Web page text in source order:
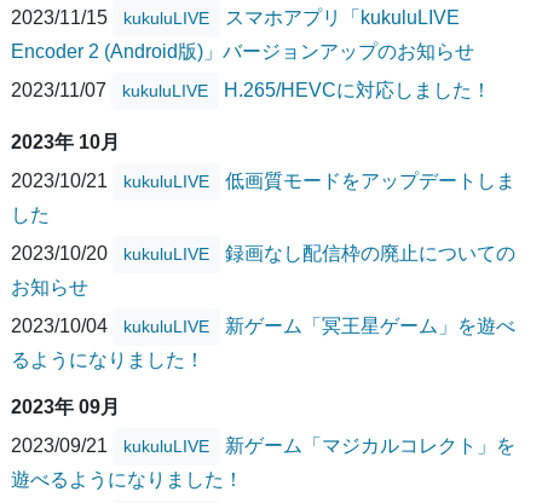
2023/11/15
kukuluLIVE
スマホアプリ「kukuluLIVE
Encoder 2 (Android版)」バージョンアップのお知らせ
2023/11/07
kukuluLIVE H.265/HEVCに対応しました！
2023年 10月
2023/10/21
kukuluLIVE
低画質モードをアップデートしま
した
2023/10/20
kukuluLIVE
録画なし配信枠の廃止についての
お知らせ
2023/10/04
kukuluLIVE
新ゲーム「冥王星ゲーム」を遊べ
るようになりました！
2023年 09月
2023/09/21
kukuluLIVE
新ゲーム「マジカルコレクト」を
遊べるようになりました！